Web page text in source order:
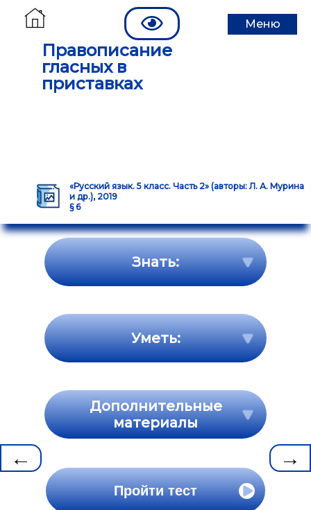
Правописание
гласных в
приставках
Меню
«Русский язык. 5 класс. Часть 2» (авторы: Л. А. Мурина
и др.), 2019
§ 6
← →
Знать:
Уметь:
Дополнительные
материалы
Пройти тест